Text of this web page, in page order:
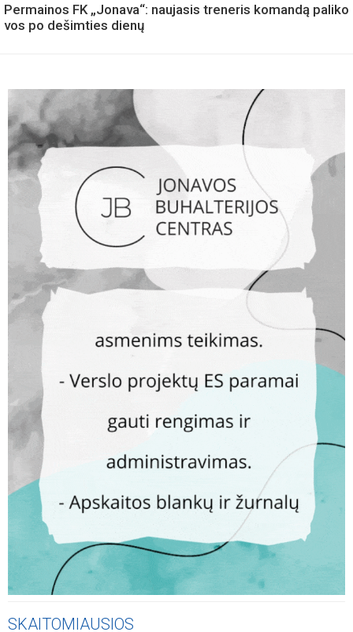
SKAITOMIAUSIOS
Permainos FK „Jonava“: naujasis treneris komandą paliko
vos po dešimties dienų